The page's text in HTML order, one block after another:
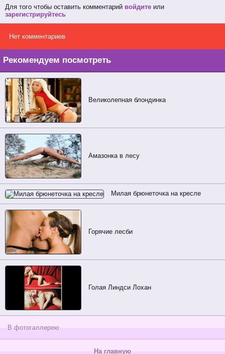
Для того чтобы оставить комментарий войдите или
зарегистрируйтесь
Нет комментариев
Рекомендуем посмотреть
Великолепная блондинка
Амазонка в лесу
Милая брюнеточка на кресле
Горячие лесби
Голая Линдси Лохан
В фотогаллерею
На главную